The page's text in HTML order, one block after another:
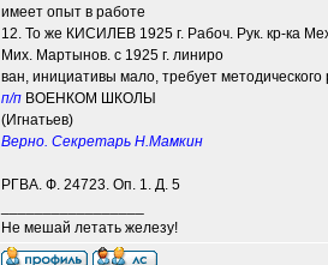
имеет опыт в работе
12. То же КИСИЛЕВ 1925 г. Рабоч. Рук. кр-ка
Мих. Мартынов. с 1925 г. линиро
ван, инициативы мало, требует методического
п/п ВОЕНКОМ ШКОЛЫ
(Игнатьев)
Верно. Секретарь Н.Мамкин
РГВА. Ф. 24723. Оп. 1. Д. 5
Не мешай летать железу!